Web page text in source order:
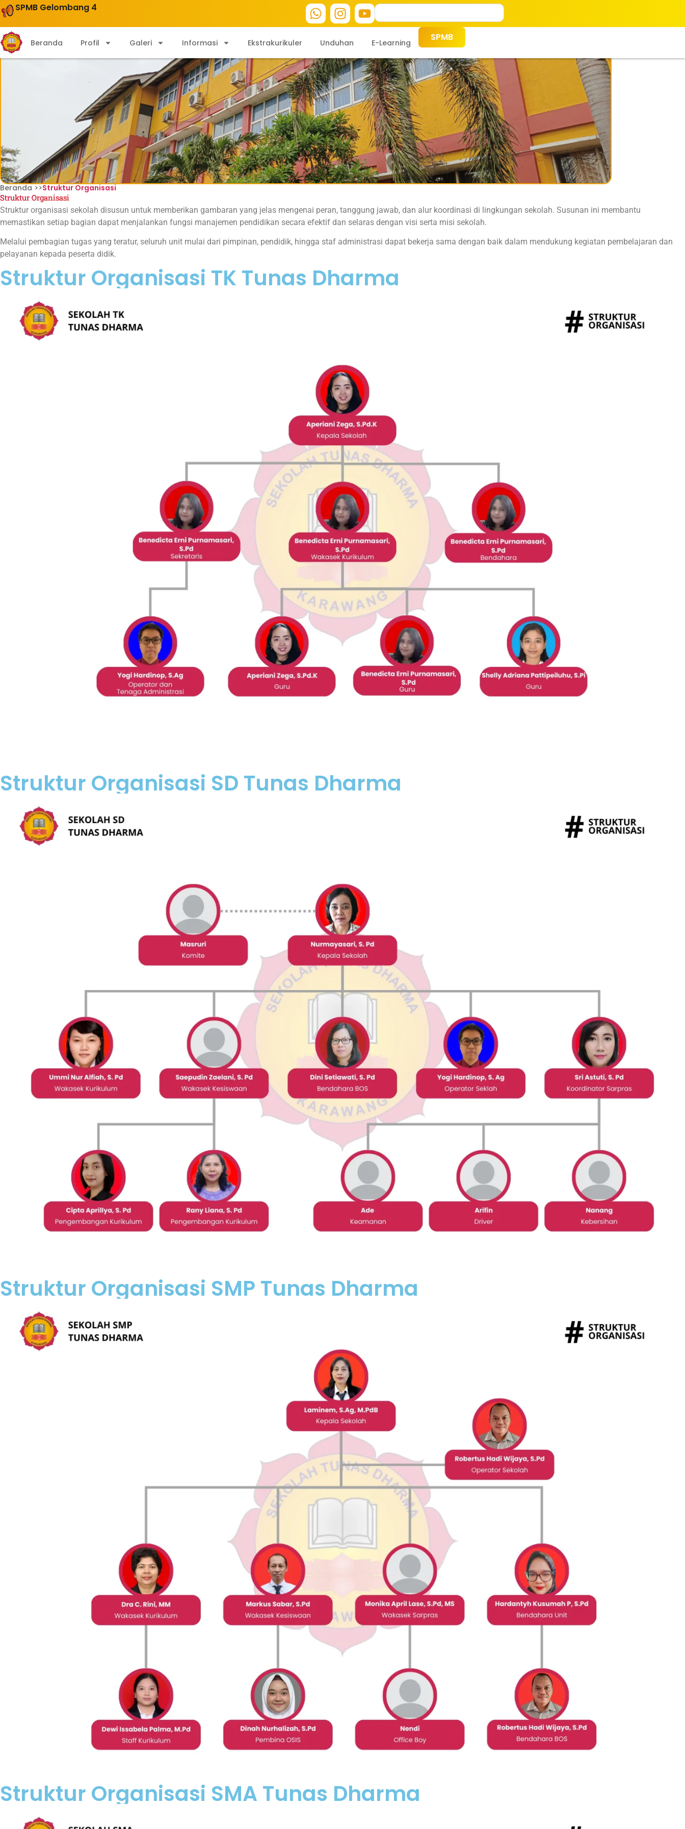
SPMB Gelombang 4
Beranda Profil Galeri Informasi Ekstrakurikuler Unduhan E-Learning SPMB
"SEKOLAH NASIONAL BERKARAKTER KEBANGSAAN"
Beranda >>Struktur Organisasi
Struktur Organisasi
Struktur organisasi sekolah disusun untuk memberikan gambaran yang jelas mengenai peran, tanggung jawab, dan alur koordinasi di lingkungan sekolah. Susunan ini membantu
memastikan setiap bagian dapat menjalankan fungsi manajemen pendidikan secara efektif dan selaras dengan visi serta misi sekolah.
Melalui pembagian tugas yang teratur, seluruh unit mulai dari pimpinan, pendidik, hingga staf administrasi dapat bekerja sama dengan baik dalam mendukung kegiatan pembelajaran dan
pelayanan kepada peserta didik.
Struktur Organisasi TK Tunas Dharma
Struktur Organisasi SD Tunas Dharma
Struktur Organisasi SMP Tunas Dharma
Struktur Organisasi SMA Tunas Dharma